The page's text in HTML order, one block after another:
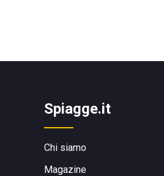
Spiagge.it
Chi siamo
Magazine